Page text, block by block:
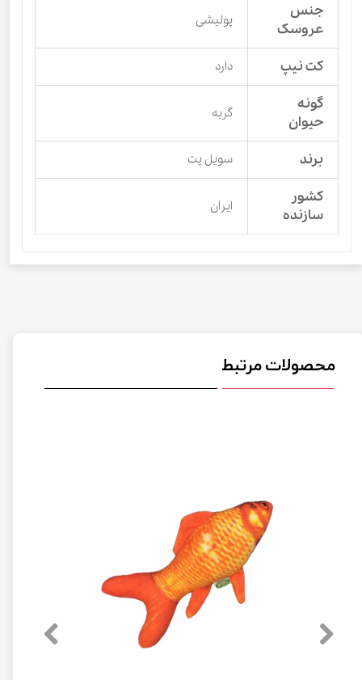
جنس
عروسک
پولیشی
کت نیپ دارد
گونه
حیوان
گربه
برند سویل پت
کشور
سازنده
ایران
محصولات مرتبط